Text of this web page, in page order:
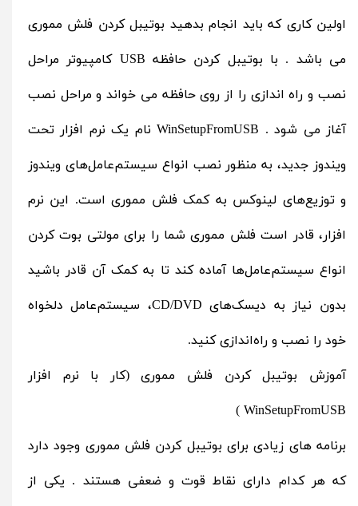
اولین کاری که باید انجام بدهید بوتیبل کردن فلش مموری
می باشد . با بوتیبل کردن حافظه USB کامپیوتر مراحل
نصب و راه اندازی را از روی حافظه می خواند و مراحل نصب
آغاز می شود . WinSetupFromUSB نام یک نرم افزار تحت
ویندوز جدید، به منظور نصب انواع سیستم‌عامل‌های ویندوز
و توزیع‌های لینوکس به کمک فلش مموری است. این نرم
افزار، قادر است فلش مموری شما را برای مولتی بوت کردن
انواع سیستم‌عامل‌ها آماده کند تا به کمک آن قادر باشید
بدون نیاز به دیسک‌های CD/DVD، سیستم‌عامل دلخواه
خود را نصب و راه‌اندازی کنید.
آموزش بوتیبل کردن فلش مموری (کار با نرم افزار
WinSetupFromUSB )
برنامه های زیادی برای بوتیبل کردن فلش مموری وجود دارد
که هر کدام دارای نقاط قوت و ضعفی هستند . یکی از